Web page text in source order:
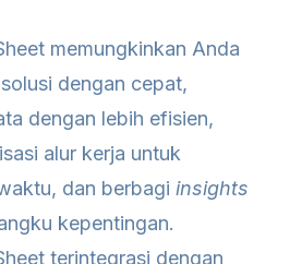
memungkinkan Anda
dengan cepat,
dengan lebih efisien,
alur kerja untuk
dan berbagi insights
kepentingan.
terintegrasi dengan